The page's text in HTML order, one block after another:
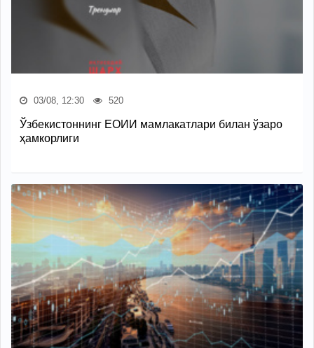
03/08, 12:30 520
Ўзбекистоннинг ЕОИИ мамлакатлари билан ўзаро
ҳамкорлиги